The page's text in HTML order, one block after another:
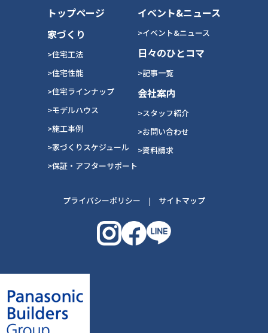
トップページ
家づくり
>住宅工法
>住宅性能
>住宅ラインナップ
>モデルハウス
>施工事例
>家づくりスケジュール
>保証・アフターサポート
イベント&ニュース
>イベント&ニュース
日々のひとコマ
>記事一覧
会社案内
>スタッフ紹介
>お問い合わせ
>資料請求
プライバシーポリシー | サイトマップ